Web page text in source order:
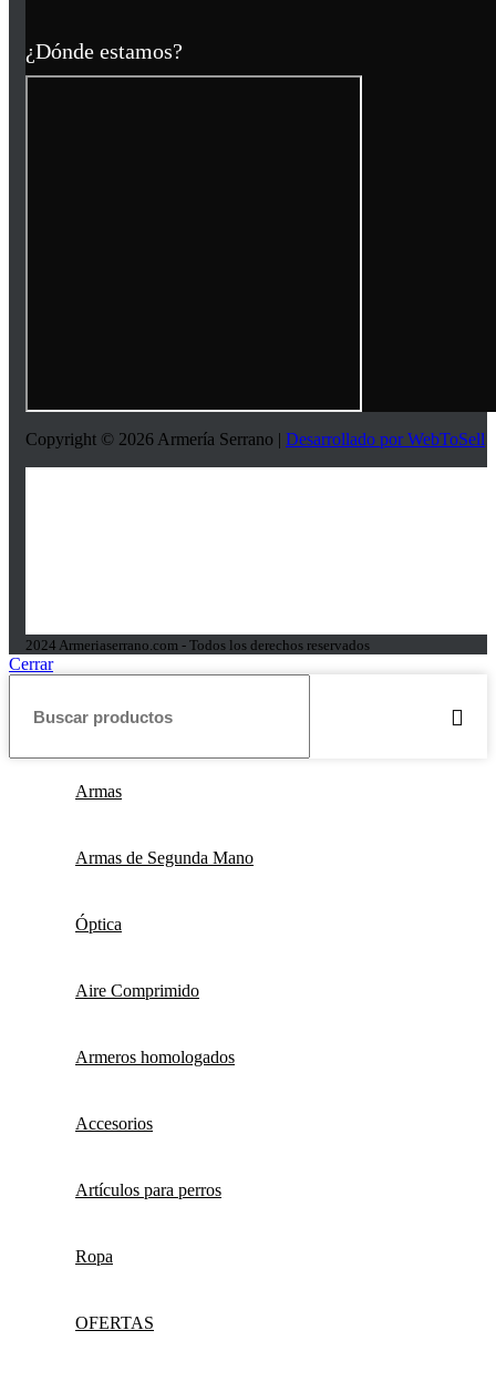
¿Dónde estamos?
Copyright © 2026 Armería Serrano | Desarrollado por WebToSell
2024 Armeriaserrano.com - Todos los derechos reservados
Cerrar
Armas
Armas de Segunda Mano
Óptica
Aire Comprimido
Armeros homologados
Accesorios
Artículos para perros
Ropa
OFERTAS